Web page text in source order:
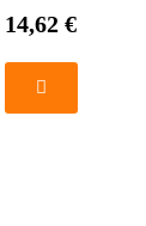
14,62 €